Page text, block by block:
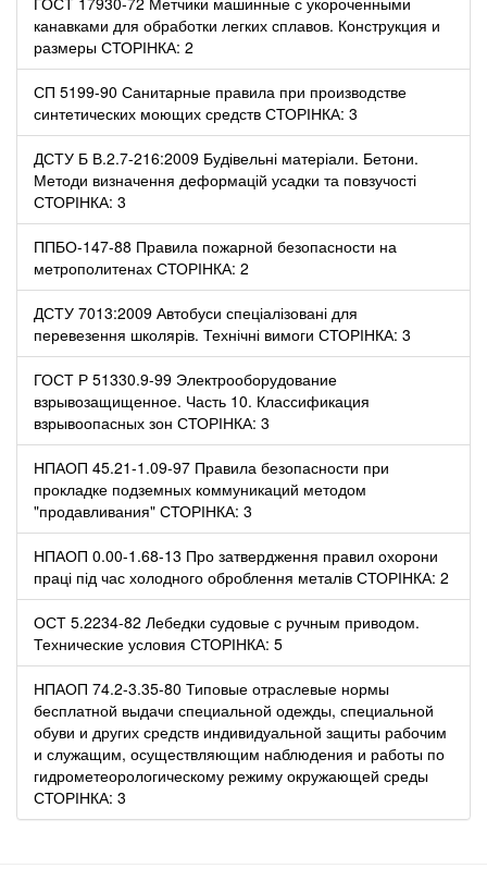
канавками для обработки легких сплавов. Конструкция и
размеры СТОРІНКА: 2
СП 5199-90 Санитарные правила при производстве
синтетических моющих средств СТОРІНКА: 3
ДСТУ Б В.2.7-216:2009 Будівельні матеріали. Бетони.
Методи визначення деформацій усадки та повзучості
СТОРІНКА: 3
ППБО-147-88 Правила пожарной безопасности на
метрополитенах СТОРІНКА: 2
ДСТУ 7013:2009 Автобуси спеціалізовані для
перевезення школярів. Технічні вимоги СТОРІНКА: 3
ГОСТ Р 51330.9-99 Электрооборудование
взрывозащищенное. Часть 10. Классификация
взрывоопасных зон СТОРІНКА: 3
НПАОП 45.21-1.09-97 Правила безопасности при
прокладке подземных коммуникаций методом
"продавливания" СТОРІНКА: 3
НПАОП 0.00-1.68-13 Про затвердження правил охорони
праці під час холодного оброблення металів СТОРІНКА: 2
ОСТ 5.2234-82 Лебедки судовые с ручным приводом.
Технические условия СТОРІНКА: 5
НПАОП 74.2-3.35-80 Типовые отраслевые нормы
бесплатной выдачи специальной одежды, специальной
обуви и других средств индивидуальной защиты рабочим
и служащим, осуществляющим наблюдения и работы по
гидрометеорологическому режиму окружающей среды
СТОРІНКА: 3